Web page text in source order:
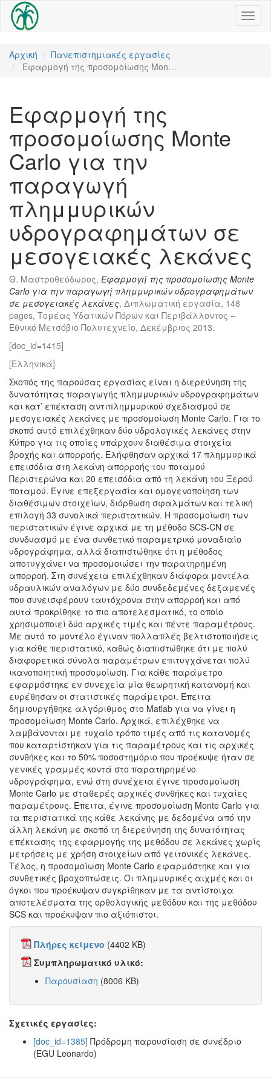
Αρχική
Πανεπιστημιακές εργασίες
Εφαρμογή της προσομοίωσης Mon…
Εφαρμογή της
προσομοίωσης Monte
Carlo για την
παραγωγή
πλημμυρικών
υδρογραφημάτων σε
μεσογειακές λεκάνες
Θ. Μαστροθεόδωρος, Εφαρμογή της προσομοίωσης Monte
Carlo για την παραγωγή πλημμυρικών υδρογραφημάτων
σε μεσογειακές λεκάνες, Διπλωματική εργασία, 148
pages, Τομέας Υδατικών Πόρων και Περιβάλλοντος –
Εθνικό Μετσόβιο Πολυτεχνείο, Δεκέμβριος 2013.
[doc_id=1415]
[Ελληνικά]
Σκοπός της παρούσας εργασίας είναι η διερεύνηση της
δυνατότητας παραγωγής πλημμυρικών υδρογραφημάτων
και κατ’ επέκταση αντιπλημμυρικού σχεδιασμού σε
μεσογειακές λεκάνες με προσομοίωση Monte Carlo. Για το
σκοπό αυτό επιλέχθηκαν δύο υδρολογικές λεκάνες στην
Κύπρο για τις οποίες υπάρχουν διαθέσιμα στοιχεία
βροχής και απορροής. Ελήφθησαν αρχικά 17 πλημμυρικά
επεισόδια στη λεκάνη απορροής του ποταμού
Περιστερώνα και 20 επεισόδια από τη λεκάνη του Ξερού
ποταμού. Έγινε επεξεργασία και ομογενοποίηση των
διαθέσιμων στοιχείων, διόρθωση σφαλμάτων και τελική
επιλογή 33 συνολικά περιστατικών. Η προσομοίωση των
περιστατικών έγινε αρχικά με τη μέθοδο SCS-CN σε
συνδυασμό με ένα συνθετικό παραμετρικό μοναδιαίο
υδρογράφημα, αλλά διαπιστώθηκε ότι η μέθοδος
αποτυγχάνει να προσομοιώσει την παρατηρημένη
απορροή. Στη συνέχεια επιλέχθηκαν διάφορα μοντέλα
υδραυλικών αναλόγων με δύο συνδεδεμένες δεξαμενές
που συνεισφέρουν ταυτόχρονα στην απορροή και από
αυτά προκρίθηκε το πιο αποτελεσματικό, το οποίο
χρησιμοποιεί δύο αρχικές τιμές και πέντε παραμέτρους.
Με αυτό το μοντέλο έγιναν πολλαπλές βελτιστοποιήσεις
για κάθε περιστατικό, καθώς διαπιστώθηκε ότι με πολύ
διαφορετικά σύνολα παραμέτρων επιτυγχάνεται πολύ
ικανοποιητική προσομοίωση. Για κάθε παράμετρο
εφαρμόστηκε εν συνεχεία μία θεωρητική κατανομή και
ευρέθησαν οι στατιστικές παράμετροι. Έπειτα
δημιουργήθηκε αλγόριθμος στο Matlab για να γίνει η
προσομοίωση Monte Carlo. Αρχικά, επιλέχθηκε να
λαμβάνονται με τυχαίο τρόπο τιμές από τις κατανομές
που καταρτίστηκαν για τις παραμέτρους και τις αρχικές
συνθήκες και το 50% ποσοστημόριο που προέκυψε ήταν σε
γενικές γραμμές κοντά στο παρατηρημένο
υδρογράφημα, ενώ στη συνέχεια έγινε προσομοίωση
Monte Carlo με σταθερές αρχικές συνθήκες και τυχαίες
παραμέτρους. Έπειτα, έγινε προσομοίωση Monte Carlo για
τα περιστατικά της κάθε λεκάνης με δεδομένα από την
άλλη λεκάνη με σκοπό τη διερεύνηση της δυνατότητας
επέκτασης της εφαρμογής της μεθόδου σε λεκάνες χωρίς
μετρήσεις με χρήση στοιχείων από γειτονικές λεκάνες.
Τέλος, η προσομοίωση Monte Carlo εφαρμόστηκε και για
συνθετικές βροχοπτώσεις. Οι πλημμυρικές αιχμές και οι
όγκοι που προέκυψαν συγκρίθηκαν με τα αντίστοιχα
αποτελέσματα της ορθολογικής μεθόδου και της μεθόδου
SCS και προέκυψαν πιο αξιόπιστοι.
Πλήρες κείμενο (4402 KB)
Συμπληρωματικό υλικό:
Παρουσίαση (8006 KB)
Σχετικές εργασίες:
[doc_id=1385] Πρόδρομη παρουσίαση σε συνέδριο
(EGU Leonardo)